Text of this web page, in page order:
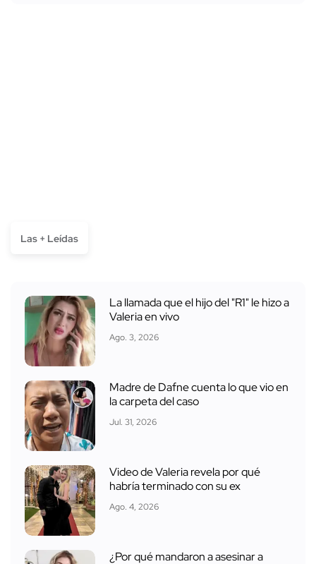
Las + Leídas
La llamada que el hijo del "R1" le hizo a
Valeria en vivo
Ago. 3, 2026
Madre de Dafne cuenta lo que vio en
la carpeta del caso
Jul. 31, 2026
Video de Valeria revela por qué
habría terminado con su ex
Ago. 4, 2026
¿Por qué mandaron a asesinar a